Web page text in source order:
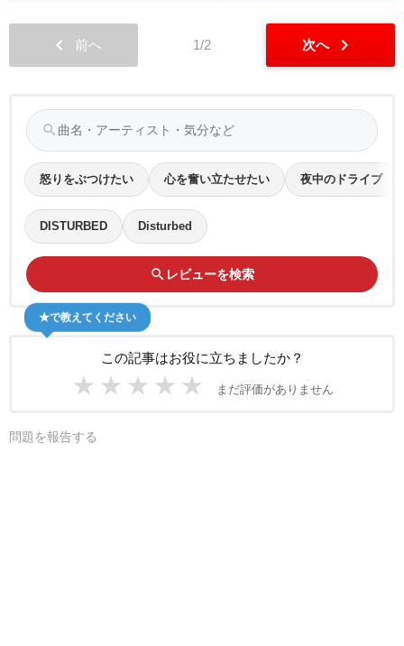
chevron_left 前へ 1/2 次へ chevron_right
search
怒りをぶつけたい 心を奮い立たせたい 夜中のドライブ
DISTURBED Disturbed
search レビューを検索
この記事はお役に立ちましたか？
★ ★ ★ ★ ★ まだ評価がありません
★で教えてください
問題を報告する